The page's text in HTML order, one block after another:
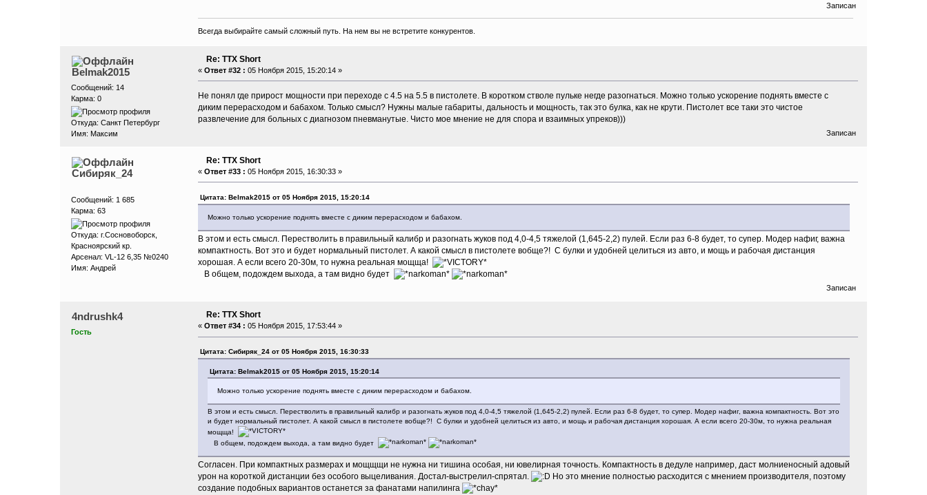
Записан
Всегда выбирайте самый сложный путь. На нем вы не встретите конкурентов.
Belmak2015
Сообщений: 14
Карма: 0
Откуда: Санкт Петербург
Имя: Максим
Re: ТТХ Short
« Ответ #32 : 05 Ноября 2015, 15:20:14 »
Не понял где прирост мощности при переходе с 4.5 на 5.5 в пистолете. В коротком стволе пульке негде разогнаться. Можно только ускорение поднять вместе с
диким перерасходом и бабахом. Только смысл? Нужны малые габариты, дальность и мощность, так это булка, как не крути. Пистолет все таки это чистое
развлечение для больных с диагнозом пневманутые. Чисто мое мнение не для спора и взаимных упреков)))
Записан
Сибиряк_24
Сообщений: 1 685
Карма: 63
Откуда: г.Сосновоборск,
Красноярский кр.
Арсенал: VL-12 6,35 №0240
Имя: Андрей
Re: ТТХ Short
« Ответ #33 : 05 Ноября 2015, 16:30:33 »
Цитата: Belmak2015 от 05 Ноября 2015, 15:20:14
Можно только ускорение поднять вместе с диким перерасходом и бабахом.
В этом и есть смысл. Перестволить в правильный калибр и разогнать жуков под 4,0-4,5 тяжелой (1,645-2,2) пулей. Если раз 6-8 будет, то супер. Модер нафиг, важна
компактность. Вот это и будет нормальный пистолет. А какой смысл в пистолете вобще?! С булки и удобней целиться из авто, и мощь и рабочая дистанция
хорошая. А если всего 20-30м, то нужна реальная мощща!
В общем, подождем выхода, а там видно будет
Записан
4ndrushk4
Гость
Re: ТТХ Short
« Ответ #34 : 05 Ноября 2015, 17:53:44 »
Цитата: Сибиряк_24 от 05 Ноября 2015, 16:30:33
Цитата: Belmak2015 от 05 Ноября 2015, 15:20:14
Можно только ускорение поднять вместе с диким перерасходом и бабахом.
В этом и есть смысл. Перестволить в правильный калибр и разогнать жуков под 4,0-4,5 тяжелой (1,645-2,2) пулей. Если раз 6-8 будет, то супер. Модер нафиг, важна компактность. Вот это
и будет нормальный пистолет. А какой смысл в пистолете вобще?! С булки и удобней целиться из авто, и мощь и рабочая дистанция хорошая. А если всего 20-30м, то нужна реальная
мощща!
В общем, подождем выхода, а там видно будет
Согласен. При компактных размерах и мощщщи не нужна ни тишина особая, ни ювелирная точность. Компактность в дедуле например, даст молниеносный адовый
урон на короткой дистанции без особого выцеливания. Достал-выстрелил-спрятал.
Но это мнение полностью расходится с мнением производителя, поэтому
создание подобных вариантов останется за фанатами напилинга